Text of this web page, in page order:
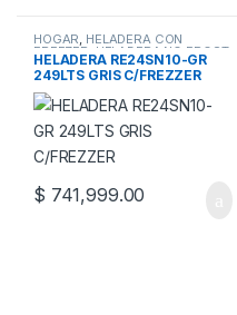
HOGAR, HELADERA CON
FREEZER,HELADERA NO FROST,
HELADERAS
HELADERA RE24SN10-GR
249LTS GRIS C/FREZZER
$ 741,999.00